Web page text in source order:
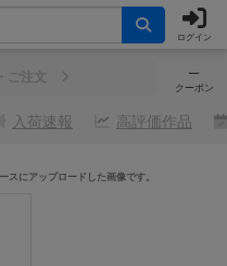
ログイン
─
クーポン
ご注文
入荷速報 高評価作品
スにアップロードした画像です。